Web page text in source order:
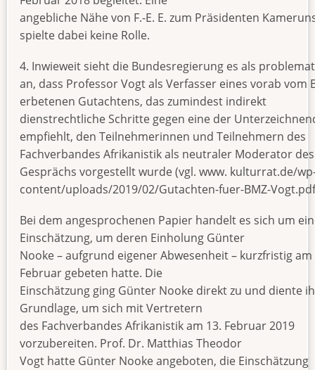
angebliche Nähe von F.-E. E. zum Präsidenten
spielte dabei keine Rolle.
4. Inwieweit sieht die Bundesregierung es als
an, dass Professor Vogt als Verfasser eines vorab vom
erbetenen Gutachtens, das zumindest indirekt
dienstrechtliche Schritte gegen eine der
empfiehlt, den Teilnehmerinnen und Teilnehmern des
Fachverbandes Afrikanistik als neutraler Moderator des
Gesprächs vorgestellt wurde (vgl. www. kulturrat.de/
content/uploads/2019/02/Gutachten-fuer-BMZ-
Bei dem angesprochenen Papier handelt es sich um
Einschätzung, um deren Einholung Günter
Nooke – aufgrund eigener Abwesenheit – kurzfristig am
Februar gebeten hatte. Die
Einschätzung ging Günter Nooke direkt zu und diente
Grundlage, um sich mit Vertretern
des Fachverbandes Afrikanistik am 13. Februar 2019
vorzubereiten. Prof. Dr. Matthias Theodor
Vogt hatte Günter Nooke angeboten, die Einschätzung